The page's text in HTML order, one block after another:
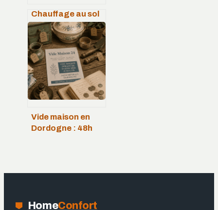
Chauffage au sol
gaz : confort
thermique, gain
d’espace et
économies
d’énergie
Vide maison en
Dordogne : 48h
HomeConfort